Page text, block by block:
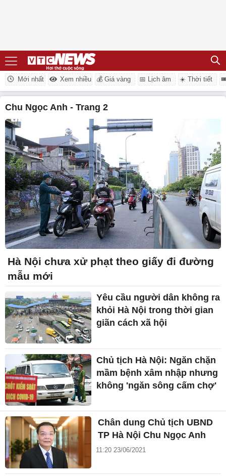
Mới nhất Xem nhiều 💰 Giá vàng 📅 Lịch âm ☀️ Thời tiết
Chu Ngọc Anh - Trang 2
Hà Nội chưa xử phạt theo giấy đi đường
mẫu mới
Yêu cầu người dân không ra
khỏi Hà Nội trong thời gian
giãn cách xã hội
Chủ tịch Hà Nội: Ngăn chặn
mầm bệnh xâm nhập nhưng
không 'ngăn sông cấm chợ'
Chân dung Chủ tịch UBND
TP Hà Nội Chu Ngọc Anh
11:20 23/06/2021